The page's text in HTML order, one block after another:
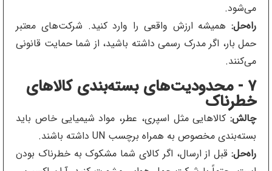
می‌شود.
راه‌حل: همیشه ارزش واقعی را وارد کنید. شرکت‌های معتبر
حمل بار، اگر مدرک رسمی داشته باشید، از شما حمایت قانونی
می‌کنند.
۷ - محدودیت‌های بسته‌بندی کالاهای
خطرناک
چالش: کالاهایی مثل اسپری، عطر، مواد شیمیایی خاص باید
بسته‌بندی مخصوص به همراه برچسب UN داشته باشند.
راه‌حل: قبل از ارسال، اگر کالای شما مشکوک به خطرناک بودن